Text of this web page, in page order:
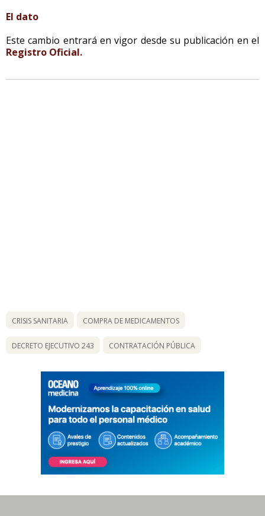
El dato
Este cambio entrará en vigor desde su publicación en el
Registro Oficial.
CRISIS SANITARIA COMPRA DE MEDICAMENTOS
DECRETO EJECUTIVO 243 CONTRATACIÓN PÚBLICA